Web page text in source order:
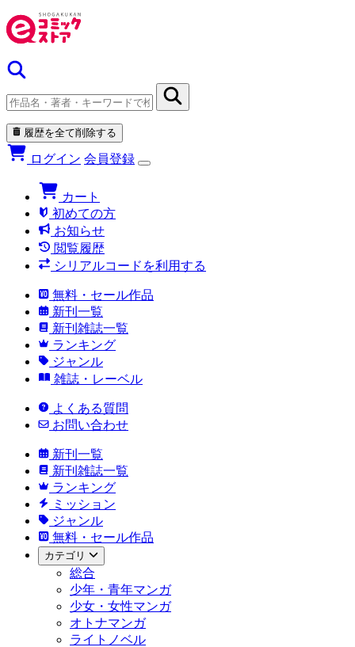
履歴を全て削除する
ログイン 会員登録
カート
初めての方
お知らせ
閲覧履歴
シリアルコードを利用する
無料・セール作品
新刊一覧
新刊雑誌一覧
ランキング
ジャンル
雑誌・レーベル
よくある質問
お問い合わせ
新刊一覧
新刊雑誌一覧
ランキング
ミッション
ジャンル
無料・セール作品
カテゴリ
総合
少年・青年マンガ
少女・女性マンガ
オトナマンガ
ライトノベル